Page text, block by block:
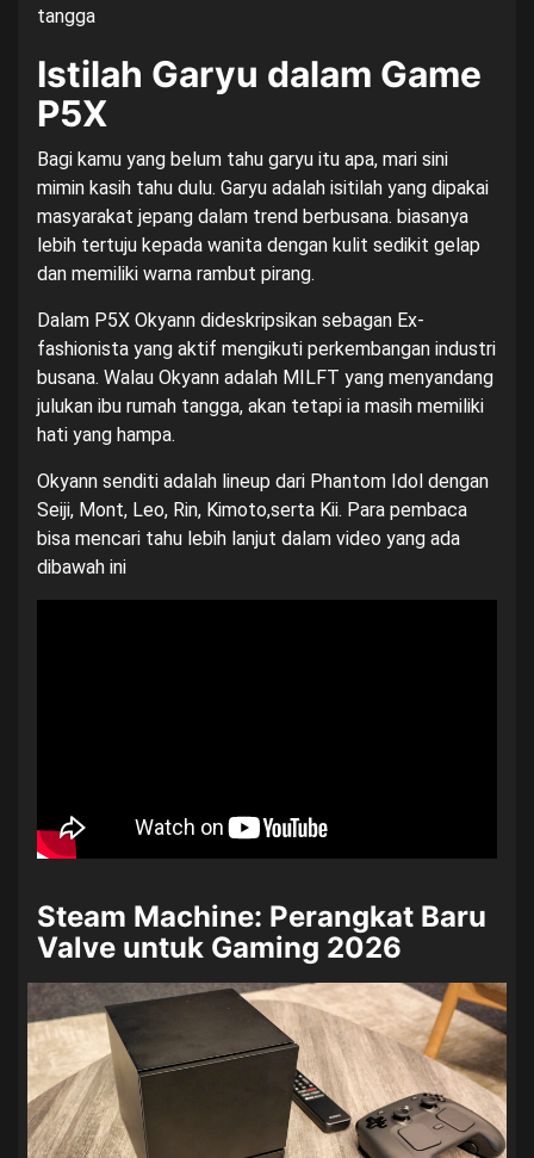
tangga
Istilah Garyu dalam Game
P5X
Bagi kamu yang belum tahu garyu itu apa, mari sini
mimin kasih tahu dulu. Garyu adalah isitilah yang dipakai
masyarakat jepang dalam trend berbusana. biasanya
lebih tertuju kepada wanita dengan kulit sedikit gelap
dan memiliki warna rambut pirang.
Dalam P5X Okyann dideskripsikan sebagan Ex-
fashionista yang aktif mengikuti perkembangan industri
busana. Walau Okyann adalah MILFT yang menyandang
julukan ibu rumah tangga, akan tetapi ia masih memiliki
hati yang hampa.
Okyann senditi adalah lineup dari Phantom Idol dengan
Seiji, Mont, Leo, Rin, Kimoto,serta Kii. Para pembaca
bisa mencari tahu lebih lanjut dalam video yang ada
dibawah ini
Steam Machine: Perangkat Baru
Valve untuk Gaming 2026